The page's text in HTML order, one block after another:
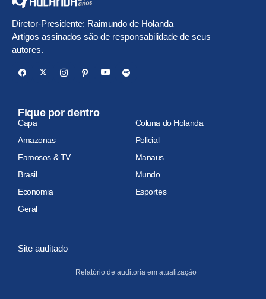
Diretor-Presidente: Raimundo de Holanda
Artigos assinados são de responsabilidade de seus
autores.
Fique por dentro
Capa
Coluna do Holanda
Amazonas
Policial
Famosos & TV
Manaus
Brasil
Mundo
Economia
Esportes
Geral
Site auditado
Relatório de auditoria em atualização